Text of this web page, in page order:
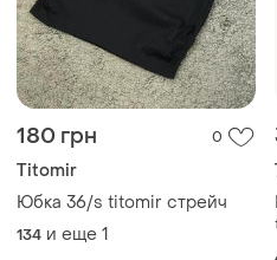
180 грн 0
Titomir
Юбка 36/s titomir стрейч
134 и еще 1